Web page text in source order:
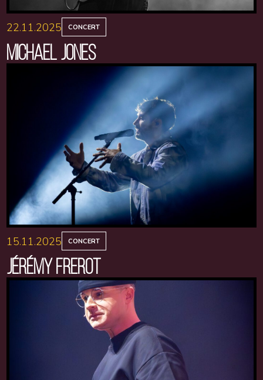
22.11.2025 CONCERT
MICHAEL JONES
15.11.2025 CONCERT
JÉRÉMY FREROT